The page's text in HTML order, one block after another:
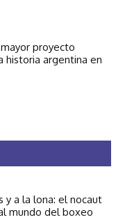
proyecto
historia argentina en
y a la lona: el nocaut
mundo del boxeo